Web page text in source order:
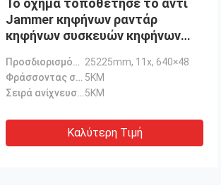
Το όχημα τοποθέτησε το αντι
Jammer κηφήνων ραντάρ
κηφήνων συσκευών κηφήνων
Προσδιορισμός καμερών: 25225mm, 11x, 640×48
Φράσσοντας σειρά: 5KM
Σειρά ανίχνευσης:5KM
Καλύτερη Τιμή